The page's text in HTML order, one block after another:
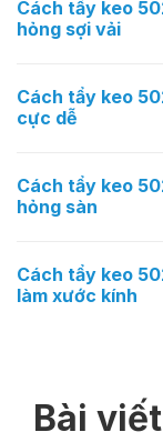
Cách tẩy keo
hỏng sợi vải
Cách tẩy keo
cực dễ
Cách tẩy keo
hỏng sàn
Cách tẩy keo
làm xước kính
Bài